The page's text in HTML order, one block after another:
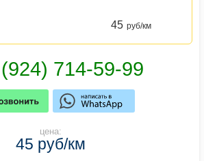
45 руб/км
цена:
45 руб/км